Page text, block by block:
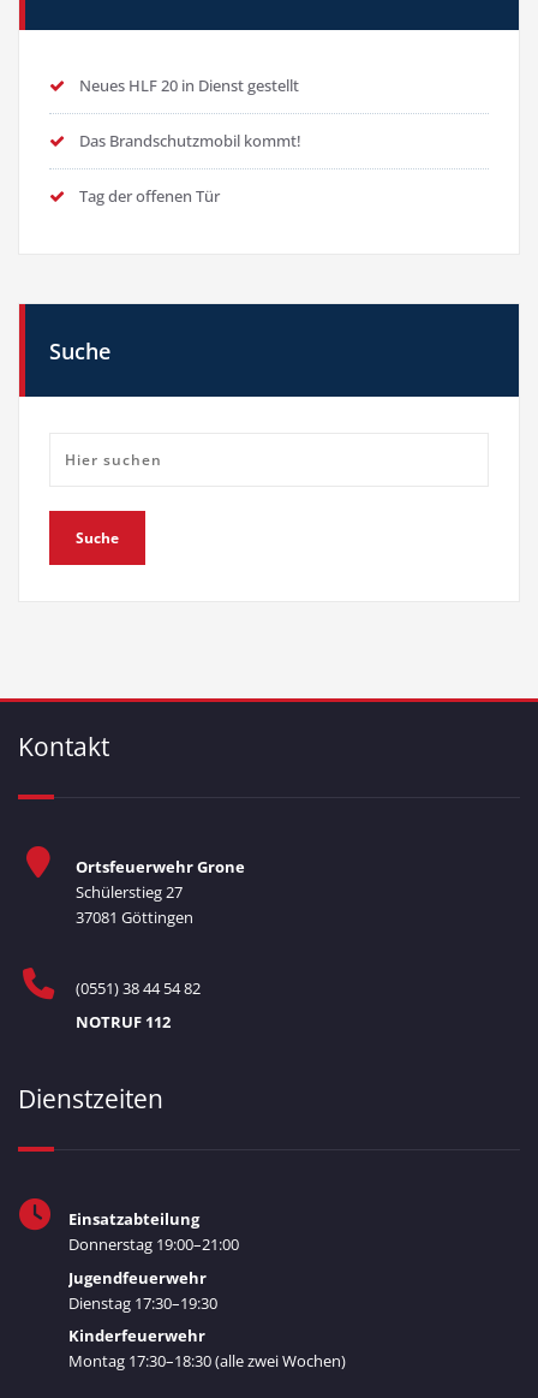
Neues HLF 20 in Dienst gestellt
Das Brandschutzmobil kommt!
Tag der offenen Tür
Suche
Kontakt
Ortsfeuerwehr Grone
Schülerstieg 27
37081 Göttingen
(0551) 38 44 54 82
NOTRUF 112
Dienstzeiten
Einsatzabteilung
Donnerstag 19:00–21:00
Jugendfeuerwehr
Dienstag 17:30–19:30
Kinderfeuerwehr
Montag 17:30–18:30 (alle zwei Wochen)